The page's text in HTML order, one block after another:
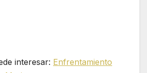
interesar: Enfrentamiento